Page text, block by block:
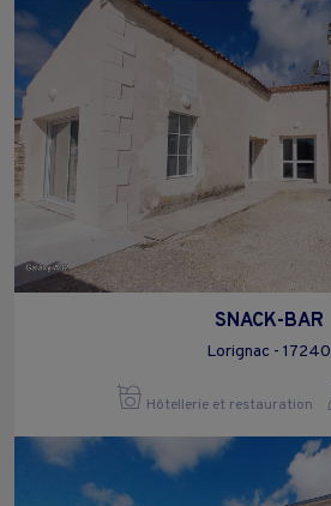
SNACK-BAR
Lorignac - 17240
Hôtellerie et restauration